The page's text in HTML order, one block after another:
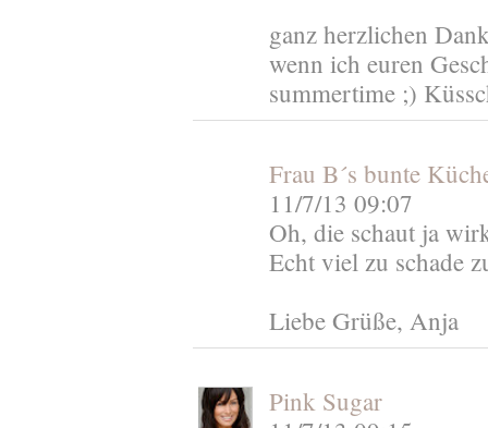
ganz herzlichen
wenn ich euren
summertime ;)
Frau B´s bunte
11/7/13 09:07
Oh, die schaut ja
Echt viel zu schade
Liebe Grüße, Anja
Pink Sugar